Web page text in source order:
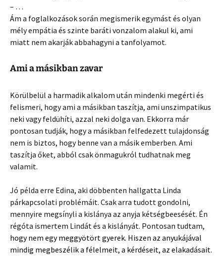
– …
Ám a foglalkozások során megismerik egymást és olyan
mély empátia és szinte baráti vonzalom alakul ki, ami
miatt nem akarják abbahagyni a tanfolyamot.
Ami a másikban zavar
Körülbelül a harmadik alkalom után mindenki megérti és
felismeri, hogy ami a másikban taszítja, ami unszimpatikus
neki vagy feldühíti, azzal neki dolga van. Ekkorra már
pontosan tudják, hogy a másikban felfedezett tulajdonság
nem is biztos, hogy benne van a másik emberben. Ami
taszítja őket, abból csak önmagukról tudhatnak meg
valamit.
Jó példa erre Edina, aki döbbenten hallgatta Linda
párkapcsolati problémáit. Csak arra tudott gondolni,
mennyire megsínyli a kislánya az anyja kétségbeesését. Én
régóta ismertem Lindát és a kislányát. Pontosan tudtam,
hogy nem egy meggyötört gyerek. Hiszen az anyukájával
mindig megbeszélik a félelmeit, a kérdéseit, az elakadásait.